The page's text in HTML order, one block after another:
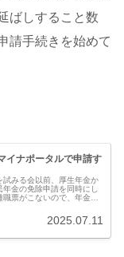
ばしすること数
請手続きを始めて
イナポータルで申請す
みる会以前、厚生年金か
金の免除申請を同時にし
票がこないので、年金の
2025.07.11